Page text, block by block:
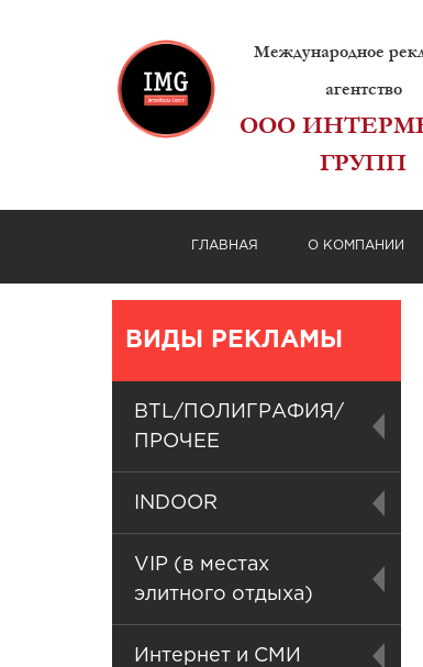
Международное
агентство
ООО
ГРУПП
ГЛАВНАЯ О КОМПАНИИ
ВИДЫ РЕКЛАМЫ
BTL/ПОЛИГРАФИЯ/
ПРОЧЕЕ
INDOOR
VIP (в местах
элитного отдыха)
Интернет и СМИ